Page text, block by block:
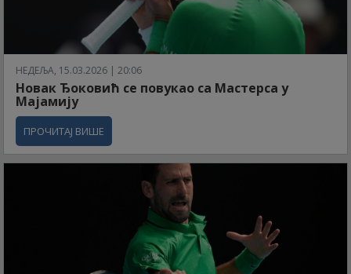
НЕДЕЉА, 15.03.2026 | 20:06
Новак Ђоковић се повукао са Мастерса у
Мајамију
ПРОЧИТАЈ ВИШЕ